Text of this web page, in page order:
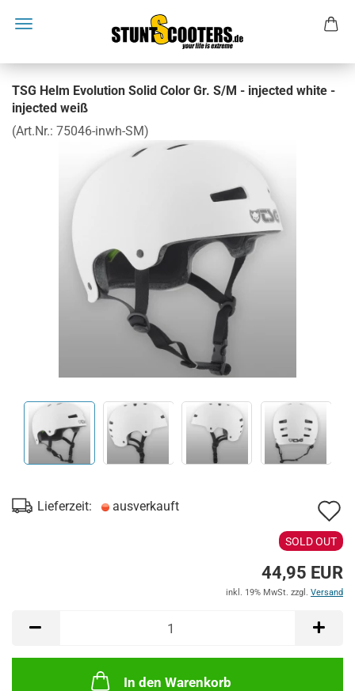
TSG Helm Evolution Solid Color Gr. S/M - injected white -
injected weiß
(Art.Nr.: 75046-inwh-SM)
Lieferzeit: ausverkauft
SOLD OUT
44,95 EUR
inkl. 19% MwSt. zzgl. Versand
In den Warenkorb